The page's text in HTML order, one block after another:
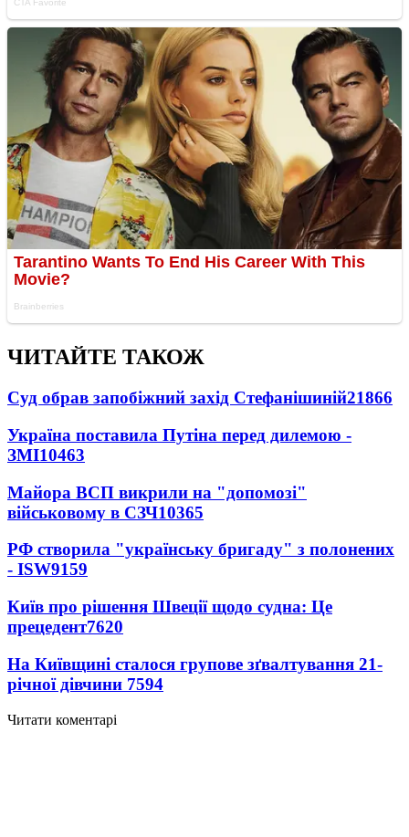
ЧИТАЙТЕ ТАКОЖ
Суд обрав запобіжний захід Стефанішиній21866
Україна поставила Путіна перед дилемою -
ЗМІ10463
Майора ВСП викрили на "допомозі"
військовому в СЗЧ10365
РФ створила "українську бригаду" з полонених
- ISW9159
Київ про рішення Швеції щодо судна: Це
прецедент7620
На Київщині сталося групове зґвалтування 21-
річної дівчини 7594
Читати коментарі